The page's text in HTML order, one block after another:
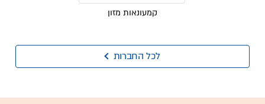
קמעונאות מזון
לכל החברות